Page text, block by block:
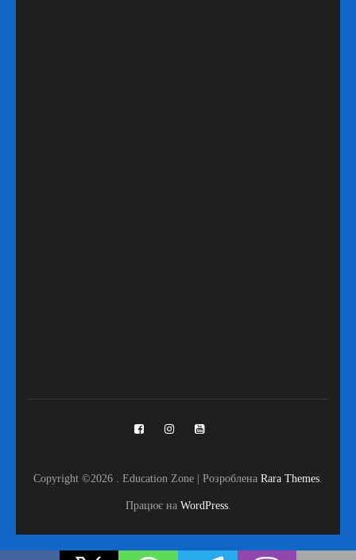
Copyright ©2026 Education Zone | Розроблена Rara Themes
Працює на WordPress.